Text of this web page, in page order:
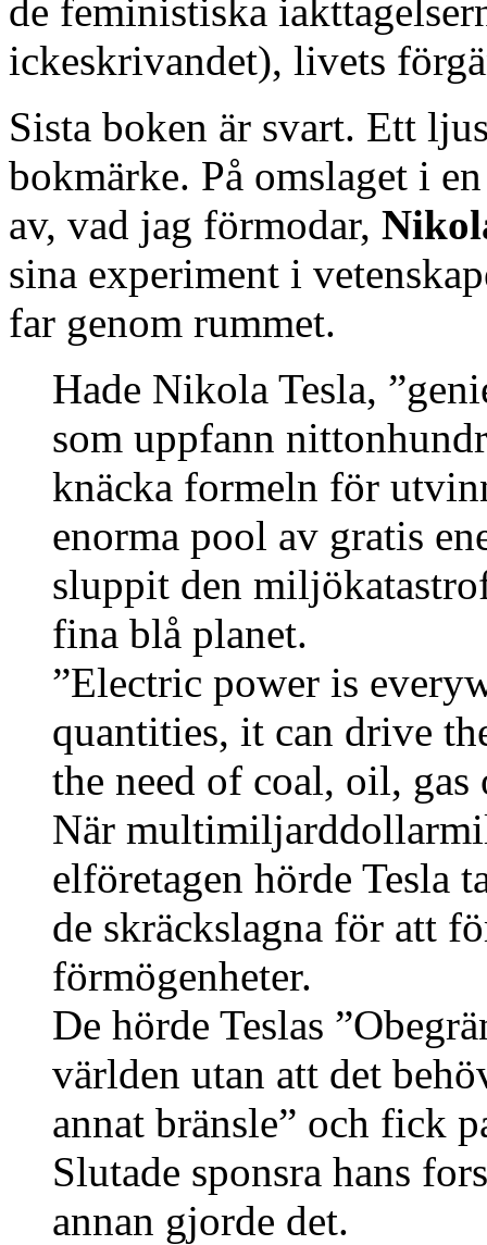
de feministiska
ickeskrivandet), livets
Sista boken är svart. Ett
bokmärke. På omslaget i
av, vad jag förmodar,
sina experiment i
far genom rummet.
Hade Nikola Tesla,
som uppfann
knäcka formeln för
enorma pool av gratis
sluppit den
fina blå planet.
”Electric power is
quantities, it can drive
the need of coal, oil,
När
elföretagen hörde Tesla
de skräckslagna för att
förmögenheter.
De hörde Teslas
världen utan att det
annat bränsle” och fick
Slutade sponsra hans
annan gjorde det.